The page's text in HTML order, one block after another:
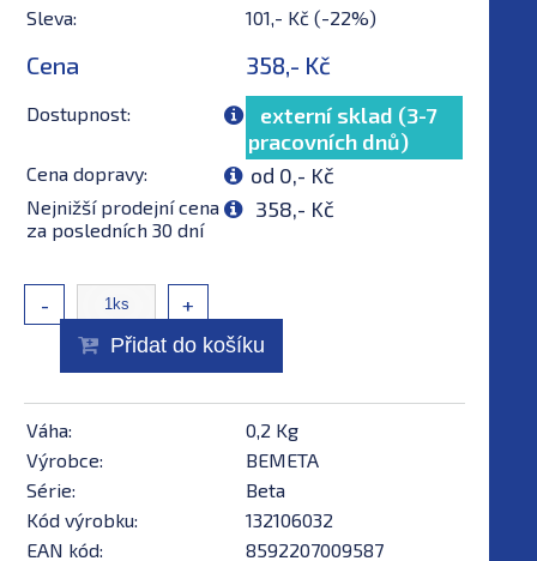
Sleva:
101,- Kč (-22%)
Cena 358,- Kč
Dostupnost:
externí sklad (3-7
pracovních dnů)
Cena dopravy: od 0,- Kč
Nejnižší prodejní cena
za posledních 30 dní
358,- Kč
- +
Přidat do košíku
Váha:
0,2 Kg
Výrobce:
BEMETA
Série:
Beta
Kód výrobku:
132106032
EAN kód:
8592207009587